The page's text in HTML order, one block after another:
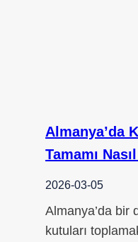
Almanya’da
Tamamı
2026-03-05
Almanya’da bir
kutuları